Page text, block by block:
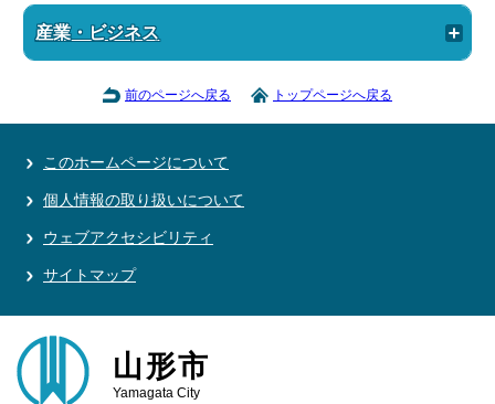
産業・ビジネス
前のページへ戻る トップページへ戻る
このホームページについて
個人情報の取り扱いについて
ウェブアクセシビリティ
サイトマップ
山形市
Yamagata City